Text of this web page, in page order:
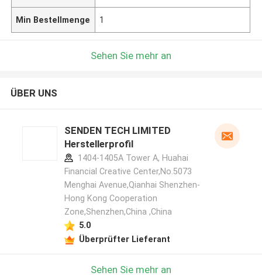
Min Bestellmenge 1
Sehen Sie mehr an
ÜBER UNS
SENDEN TECH LIMITED
Herstellerprofil
1404-1405A Tower A, Huahai
Financial Creative Center,No.5073
Menghai Avenue,Qianhai Shenzhen-
Hong Kong Cooperation
Zone,Shenzhen,China ,China
5.0
Überprüfter Lieferant
Sehen Sie mehr an